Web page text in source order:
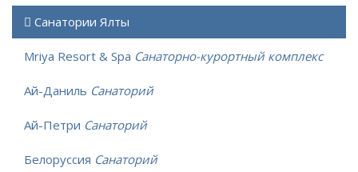
Санатории Ялты
Mriya Resort & Spa Санаторно-курортный комплекс
Ай-Даниль Санаторий
Ай-Петри Санаторий
Белоруссия Санаторий